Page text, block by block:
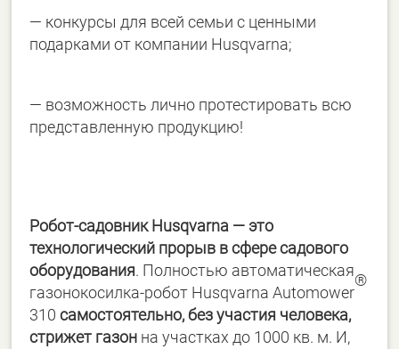
— конкурсы для всей семьи с ценными
подарками от компании Husqvarna;
— возможность лично протестировать всю
представленную продукцию!
Робот-садовник Husqvarna — это
технологический прорыв в сфере садового
оборудования. Полностью автоматическая
газонокосилка-робот Husqvarna Automower
®
310самостоятельно, без участия человека,
стрижет газон на участках до 1000 кв. м. И,